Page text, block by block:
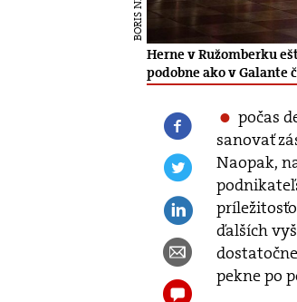
Herne v Ružomberku
podobne ako v Galante
počas
sanovať
Naopak,
ďalších
pekne po